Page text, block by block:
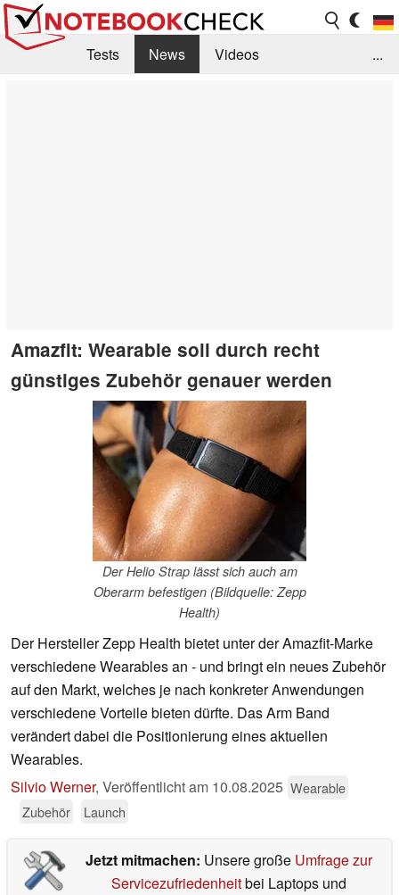
Tests News
Videos
...
Amazfit: Wearable soll durch recht
günstiges Zubehör genauer werden
Der Helio Strap lässt sich auch am
Oberarm befestigen (Bildquelle: Zepp
Health)
Der Hersteller Zepp Health bietet unter der Amazfit-Marke
verschiedene Wearables an - und bringt ein neues Zubehör
auf den Markt, welches je nach konkreter Anwendungen
verschiedene Vorteile bieten dürfte. Das Arm Band
verändert dabei die Positionierung eines aktuellen
Wearables.
Silvio Werner, Veröffentlicht am 10.08.2025 Wearable
Zubehör
Launch
Jetzt mitmachen: Unsere große Umfrage zur
Servicezufriedenheitbei Laptops und